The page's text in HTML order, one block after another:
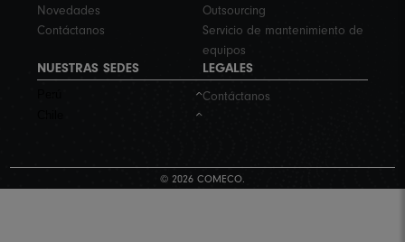
Novedades
Contáctanos
Outsourcing
Servicio de mantenimiento de
equipos
NUESTRAS SEDES
LEGALES
Contáctanos
© 2026 COMECO.